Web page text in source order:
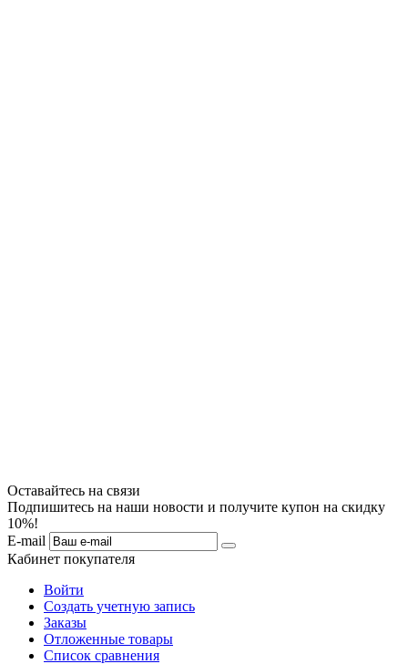
Оставайтесь на связи
Подпишитесь на наши новости и получите купон на скидку
10%!
E-mail
Кабинет покупателя
Войти
Создать учетную запись
Заказы
Отложенные товары
Список сравнения